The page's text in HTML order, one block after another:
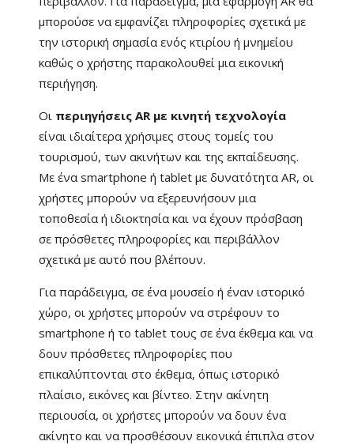
μπορούσε να εμφανίζει πληροφορίες σχετικά με
την ιστορική σημασία ενός κτιρίου ή μνημείου
καθώς ο χρήστης παρακολουθεί μια εικονική
περιήγηση.
Οι περιηγήσεις AR με κινητή τεχνολογία
είναι ιδιαίτερα χρήσιμες στους τομείς του
τουρισμού, των ακινήτων και της εκπαίδευσης.
Με ένα smartphone ή tablet με δυνατότητα AR, οι
χρήστες μπορούν να εξερευνήσουν μια
τοποθεσία ή ιδιοκτησία και να έχουν πρόσβαση
σε πρόσθετες πληροφορίες και περιβάλλον
σχετικά με αυτό που βλέπουν.
Για παράδειγμα, σε ένα μουσείο ή έναν ιστορικό
χώρο, οι χρήστες μπορούν να στρέφουν το
smartphone ή το tablet τους σε ένα έκθεμα και να
δουν πρόσθετες πληροφορίες που
επικαλύπτονται στο έκθεμα, όπως ιστορικό
πλαίσιο, εικόνες και βίντεο. Στην ακίνητη
περιουσία, οι χρήστες μπορούν να δουν ένα
ακίνητο και να προσθέσουν εικονικά έπιπλα στον